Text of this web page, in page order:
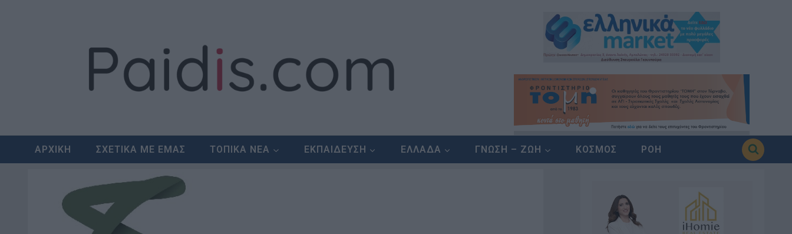
ΑΡΧΙΚΗ ΣΧΕΤΙΚΑ ΜΕ ΕΜΑΣ ΤΟΠΙΚΑ ΝΕΑ ΕΚΠΑΙΔΕΥΣΗ ΕΛΛΑΔΑ ΓΝΩΣΗ – ΖΩΗ ΚΟΣΜΟΣ ΡΟΗ